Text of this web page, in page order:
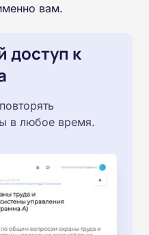
вам.
доступ к
в любое время.